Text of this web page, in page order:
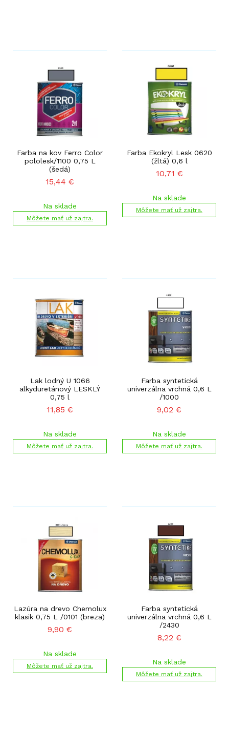
Farba na kov Ferro Color
pololesk/1100 0,75 L
(šedá)
15,44 €
Na sklade
Môžete mať už zajtra.
Farba Ekokryl Lesk 0620
(žltá) 0,6 l
10,71 €
Na sklade
Môžete mať už zajtra.
Lak lodný U 1066
alkyduretánový LESKLÝ
0,75 l
11,85 €
Na sklade
Môžete mať už zajtra.
Farba syntetická
univerzálna vrchná 0,6 L
/1000
9,02 €
Na sklade
Môžete mať už zajtra.
Lazúra na drevo Chemolux
klasik 0,75 L /0101 (breza)
9,90 €
Na sklade
Môžete mať už zajtra.
Farba syntetická
univerzálna vrchná 0,6 L
/2430
8,22 €
Na sklade
Môžete mať už zajtra.